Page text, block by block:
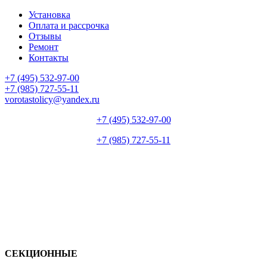
Установка
Оплата и рассрочка
Отзывы
Ремонт
Контакты
+7 (495) 532-97-00
+7 (985) 727-55-11
vorotastolicy@yandex.ru
+7 (495) 532-97-00
+7 (985) 727-55-11
СЕКЦИОННЫЕ